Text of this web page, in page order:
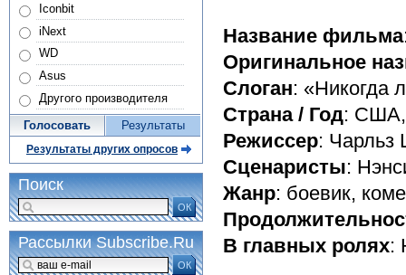
Название фильма
Оригинальное
Слоган: «Никогда
Страна / Год: США,
Режиссер: Чарльз
Сценаристы:
Жанр: боевик,
В главных ролях:
Iconbit
iNext
WD
Asus
Другого производителя
Голосовать Результаты
Результаты других опросов
Поиск
ОК
Рассылки Subscribe.Ru
ОК